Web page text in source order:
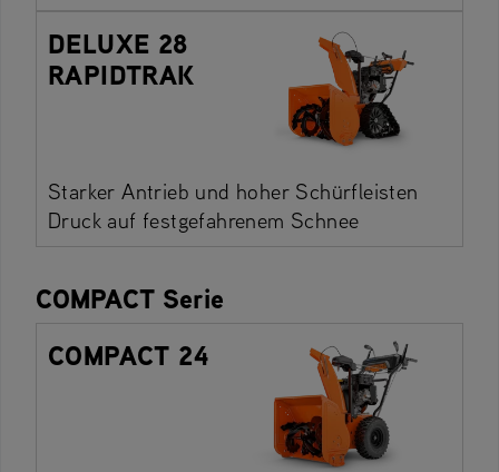
DELUXE 28
RAPIDTRAK
Starker Antrieb und hoher Schürfleisten
Druck auf festgefahrenem Schnee
COMPACT Serie
COMPACT 24